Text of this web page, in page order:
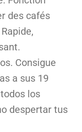
des cafés
Consigue
a sus 19
los
despertar tus